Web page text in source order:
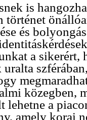
is
történet
és
a sikerért,
közegben,
lehetne a
amely korai